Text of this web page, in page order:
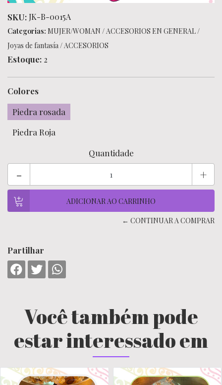
SKU: JK-B-0015A
Categorias: MUJER/WOMAN /ACCESORIOS EN GENERAL/
Joyas de fantasía/ACCESORIOS
Estoque: 2
Colores
Piedra rosada
Piedra Roja
Quantidade
- +
← CONTINUAR A COMPRAR
Partilhar
Você também pode
estar interessado em